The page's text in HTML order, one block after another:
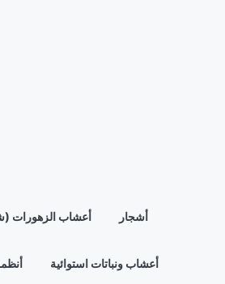
أشجار أعشاب الزهورات
أعشاب ونباتات استوائية